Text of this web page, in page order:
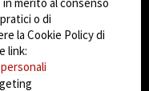
Legale: Via Pana
RA - 261533 -
o di
la Cookie Policy di
link: